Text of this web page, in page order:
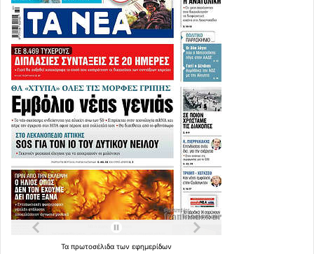
Τα πρωτοσέλιδα των εφημερίδων